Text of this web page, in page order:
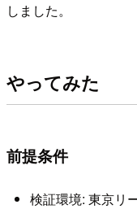
しました。
やってみた
前提条件
検証環境: 東京リ